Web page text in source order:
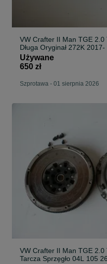
VW Crafter II Man TGE 2.0
Długa Oryginał 272K 2017-
Używane
650 zł
Szprotawa - 01 sierpnia 2026
VW Crafter II Man TGE 2.0
Tarcza Sprzęgło 04L 105